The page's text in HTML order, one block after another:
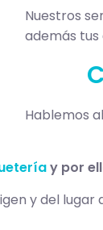
Nuestros
además
Hablemos
y por
y del